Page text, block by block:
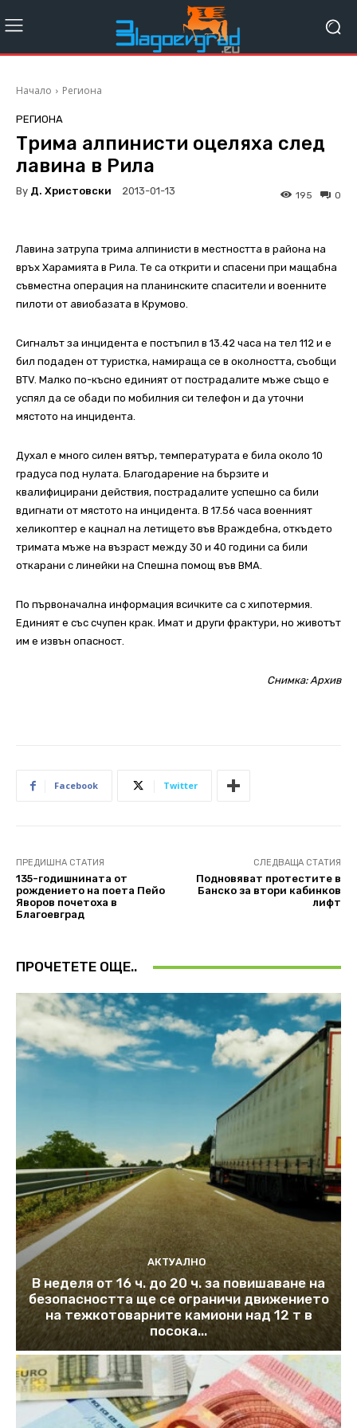
Начало Региона
РЕГИОНА
Трима алпинисти оцеляха след
лавина в Рила
By Д. Христовски 2013-01-13 0
195
Лавина затрупа трима алпинисти в местността в района на
връх Харамията в Рила. Те са открити и спасени при мащабна
съвместна операция на планинските спасители и военните
пилоти от авиобазата в Крумово.
Сигналът за инцидента е постъпил в 13.42 часа на тел 112 и е
бил подаден от туристка, намираща се в околността, съобщи
BTV. Малко по-късно единият от пострадалите мъже също е
успял да се обади по мобилния си телефон и да уточни
мястото на инцидента.
Духал е много силен вятър, температурата е била около 10
градуса под нулата. Благодарение на бързите и
квалифицирани действия, пострадалите успешно са били
вдигнати от мястото на инцидента. В 17.56 часа военният
хеликоптер е кацнал на летището във Враждебна, откъдето
тримата мъже на възраст между 30 и 40 години са били
откарани с линейки на Спешна помощ във ВМА.
По първоначална информация всичките са с хипотермия.
Единият е със счупен крак. Имат и други фрактури, но животът
им е извън опасност.
Снимка: Архив
Facebook Twitter
ПРЕДИШНА СТАТИЯ
135-годишнината от
рождението на поета Пейо
Яворов почетоха в
Благоевград
СЛЕДВАЩА СТАТИЯ
Подновяват протестите в
Банско за втори кабинков
лифт
ПРОЧЕТЕТЕ ОЩЕ..
АКТУАЛНО
В неделя от 16 ч. до 20 ч. за повишаване на
безопасността ще се ограничи движението
на тежкотоварните камиони над 12 т в
посока...